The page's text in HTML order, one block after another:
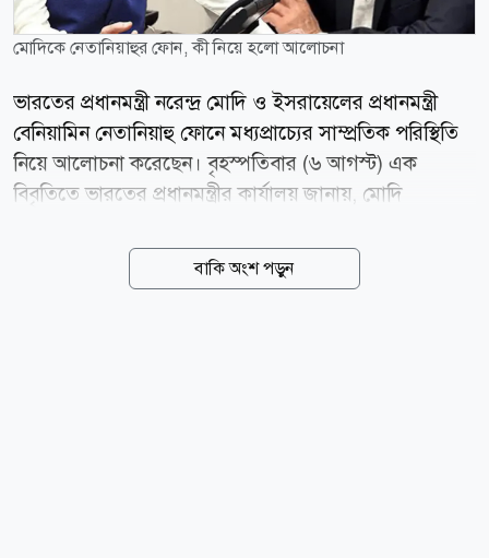
মোদিকে নেতানিয়াহুর ফোন, কী নিয়ে হলো আলোচনা
ভারতের প্রধানমন্ত্রী নরেন্দ্র মোদি ও ইসরায়েলের প্রধানমন্ত্রী
বেনিয়ামিন নেতানিয়াহু ফোনে মধ্যপ্রাচ্যের সাম্প্রতিক পরিস্থিতি
নিয়ে আলোচনা করেছেন। বৃহস্পতিবার (৬ আগস্ট) এক
বিবৃতিতে ভারতের প্রধানমন্ত্রীর কার্যালয় জানায়, মোদি
তারা মধ্যপ্রাচ্যের সাম্প্রতিক ঘটনাবলি নিয়ে মতবিনিময়
করেছেন। বার্তা সংস্থা আনাদোলুর খবরে বলা হয়, নয়াদিল্লি
বাকি অংশ পড়ুন